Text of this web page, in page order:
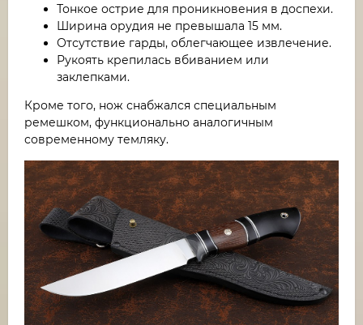
Тонкое острие для проникновения в доспехи.
Ширина орудия не превышала 15 мм.
Отсутствие гарды, облегчающее извлечение.
Рукоять крепилась вбиванием или
заклепками.
Кроме того, нож снабжался специальным
ремешком, функционально аналогичным
современному темляку.